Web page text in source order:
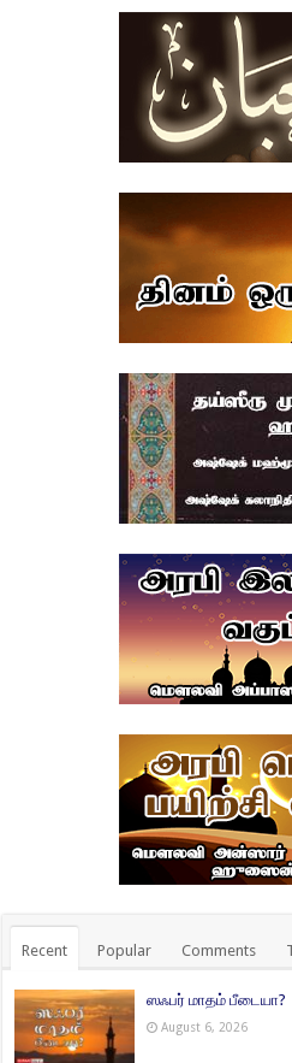
Recent Popular Comments
ஸஃபர் மாதம் பீடையா?
August 6, 2026